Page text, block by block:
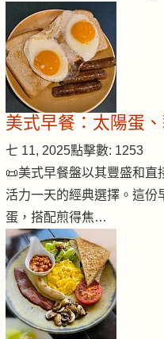
美式早餐：太陽蛋
七 11, 2025點擊數: 1253
📜美式早餐盤以其豐盛和直
活力一天的經典選擇。這份
蛋，搭配煎得焦…